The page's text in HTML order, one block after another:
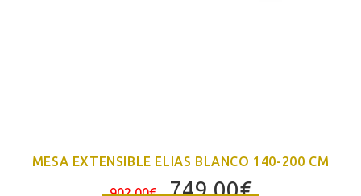
MESA EXTENSIBLE ELIAS BLANCO 140-200 CM
902,00€
El
749,00€El